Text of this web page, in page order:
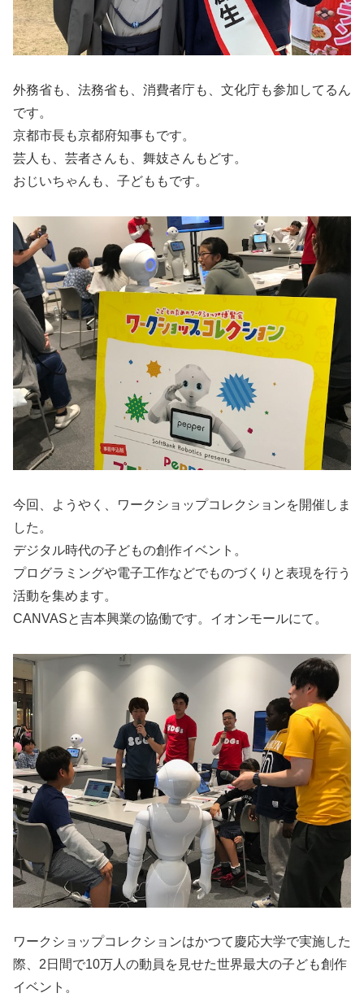
外務省も、法務省も、消費者庁も、文化庁も参加してるん
です。
京都市長も京都府知事もです。
芸人も、芸者さんも、舞妓さんもどす。
おじいちゃんも、子どももです。
今回、ようやく、ワークショップコレクションを開催しま
した。
デジタル時代の子どもの創作イベント。
プログラミングや電子工作などでものづくりと表現を行う
活動を集めます。
CANVASと吉本興業の協働です。イオンモールにて。
ワークショップコレクションはかつて慶応大学で実施した
際、2日間で10万人の動員を見せた世界最大の子ども創作
イベント。